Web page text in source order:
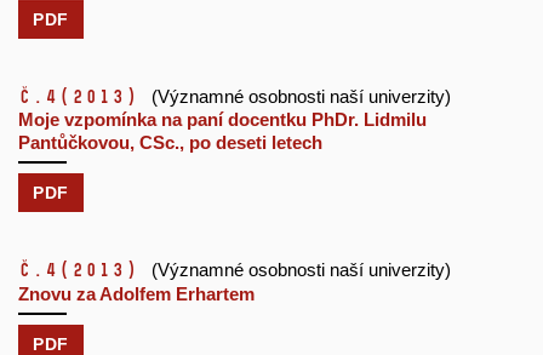
PDF
č.4 (2013)
(Významné osobnosti naší univerzity)
Moje vzpomínka na paní docentku PhDr. Lidmilu
Pantůčkovou, CSc., po deseti letech
PDF
č.4 (2013)
(Významné osobnosti naší univerzity)
Znovu za Adolfem Erhartem
PDF